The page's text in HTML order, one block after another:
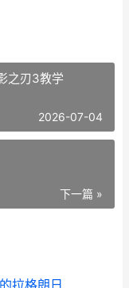
之刃3教学
2026-07-04
下一篇 »